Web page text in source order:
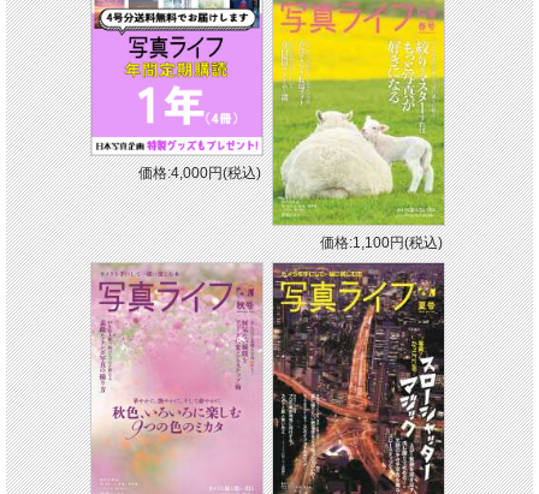
価格:4,000円(税込)
価格:1,100円(税込)